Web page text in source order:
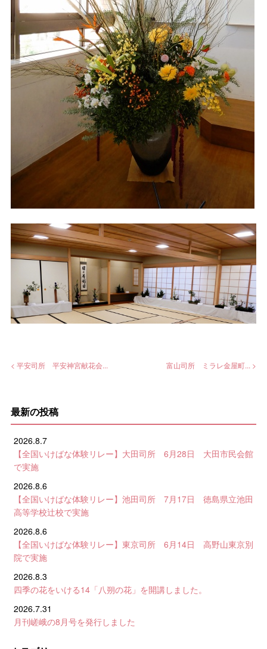
< 平安司所 平安神宮献花会... 富山司所 ミラレ金屋町... >
最新の投稿
2026.8.7
【全国いけばな体験リレー】大田司所 6月28日 大田市民会館
で実施
2026.8.6
【全国いけばな体験リレー】池田司所 7月17日 徳島県立池田
高等学校辻校で実施
2026.8.6
【全国いけばな体験リレー】東京司所 6月14日 高野山東京別
院で実施
2026.8.3
四季の花をいける14「八朔の花」を開講しました。
2026.7.31
月刊嵯峨の8月号を発行しました